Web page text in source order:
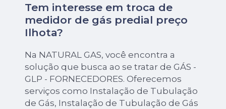
Tem interesse em troca de
medidor de gás predial preço
Ilhota?
Na NATURAL GAS, você encontra a
solução que busca ao se tratar de GÁS -
GLP - FORNECEDORES. Oferecemos
serviços como Instalação de Tubulação
de Gás, Instalação de Tubulação de Gás